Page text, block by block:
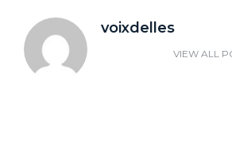
voixdelles
VIEW ALL